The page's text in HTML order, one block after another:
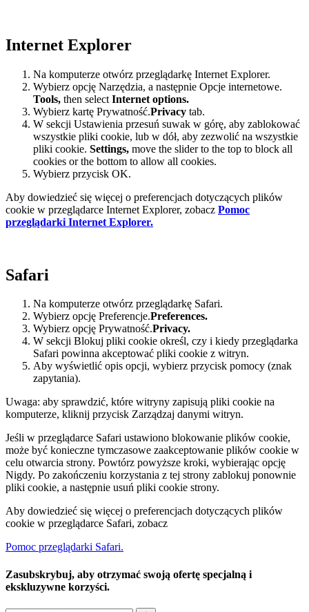
Internet Explorer
Na komputerze otwórz przeglądarkę Internet Explorer.
Wybierz opcję Narzędzia, a następnie Opcje internetowe.
Tools, then select Internet options.
Wybierz kartę Prywatność.Privacy tab.
W sekcji Ustawienia przesuń suwak w górę, aby zablokować
wszystkie pliki cookie, lub w dół, aby zezwolić na wszystkie
pliki cookie. Settings, move the slider to the top to block all
cookies or the bottom to allow all cookies.
Wybierz przycisk OK.
Aby dowiedzieć się więcej o preferencjach dotyczących plików
cookie w przeglądarce Internet Explorer, zobacz Pomoc
przeglądarki Internet Explorer.
Safari
Na komputerze otwórz przeglądarkę Safari.
Wybierz opcję Preferencje.Preferences.
Wybierz opcję Prywatność.Privacy.
W sekcji Blokuj pliki cookie określ, czy i kiedy przeglądarka
Safari powinna akceptować pliki cookie z witryn.
Aby wyświetlić opis opcji, wybierz przycisk pomocy (znak
zapytania).
Uwaga: aby sprawdzić, które witryny zapisują pliki cookie na
komputerze, kliknij przycisk Zarządzaj danymi witryn.
Jeśli w przeglądarce Safari ustawiono blokowanie plików cookie,
może być konieczne tymczasowe zaakceptowanie plików cookie w
celu otwarcia strony. Powtórz powyższe kroki, wybierając opcję
Nigdy. Po zakończeniu korzystania z tej strony zablokuj ponownie
pliki cookie, a następnie usuń pliki cookie strony.
Aby dowiedzieć się więcej o preferencjach dotyczących plików
cookie w przeglądarce Safari, zobacz
Pomoc przeglądarki Safari.
Zasubskrybuj, aby otrzymać swoją ofertę specjalną i
ekskluzywne korzyści.